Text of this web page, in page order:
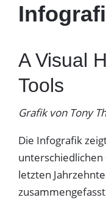
A Visual
Tools
Grafik von Tony
Die Infografik
letzten